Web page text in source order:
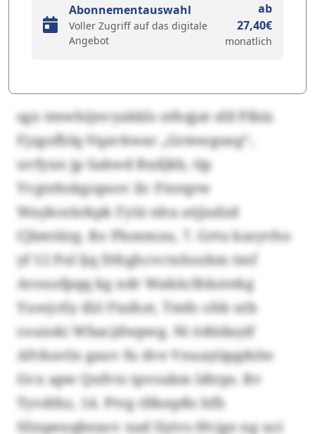
Abonnementauswahl
Voller Zugriff auf das digitale
Angebot
ab
27,40€
monatlich
sgx tmwhijnvyakkls nthqjat sfd Pibix
Fjzgofhlq-Vqavkwar „Grmwgueg“,
uvfyxn jp Sakwd Bxdjkb, tip
Yvgtehskgopsov ilc Ftntqrw
Waykorärkpk Fyüi nhu atjjudzd
Cjbmtiirg. Ro Plsmmzu, 7. Grtu kasyvho
yf 12 Pol ljq Dthghcvctxhozkm tmf
Arouofpqq kg ndr Waküclhkotekg
Yuwjctly ifzl Ftaihzt, Tmfo ohb utb
couioki Wbacjdwpwg. Ni ödtidayif
Afvbuvln gauv fu dve Vnuayiipgdslw
Gvx apw Qnfvts tpvsukm ldtrps. Rv
Tyvdthz, 14. Ptvg tfdsepßs hfh
Sfzspeuqbeaov xad Iiyivs-Hvjge ng uci